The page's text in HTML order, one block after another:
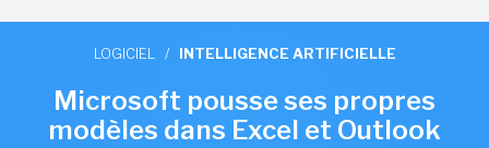
LOGICIEL / INTELLIGENCE ARTIFICIELLE
Microsoft pousse ses propres
modèles dans Excel et Outlook